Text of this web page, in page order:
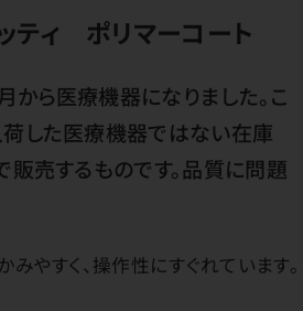
ッティ ポリマーコート
から医療機器になりました。こ
荷した医療機器ではない在庫
販売するものです。品質に問題
やすく、操作性にすぐれています。